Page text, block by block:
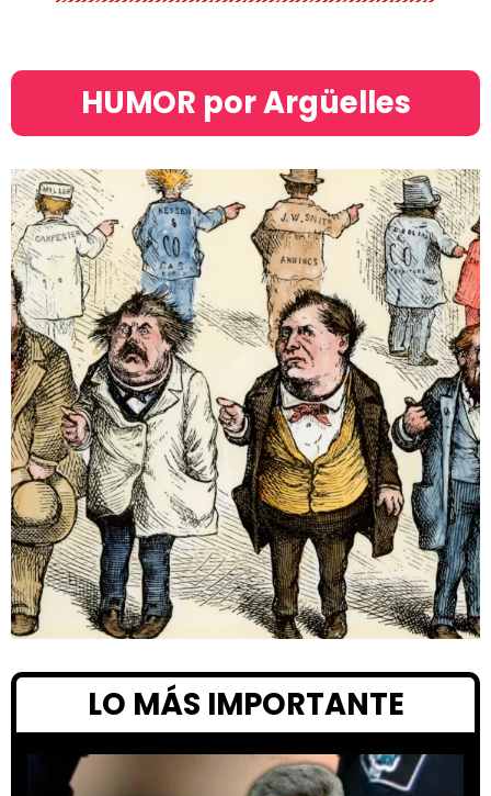
HUMOR por Argüelles​
LO MÁS IMPORTANTE